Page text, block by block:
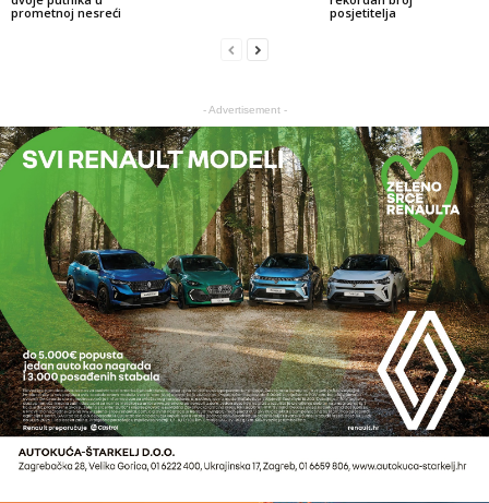
prometnoj nesreći
posjetitelja
- Advertisement -